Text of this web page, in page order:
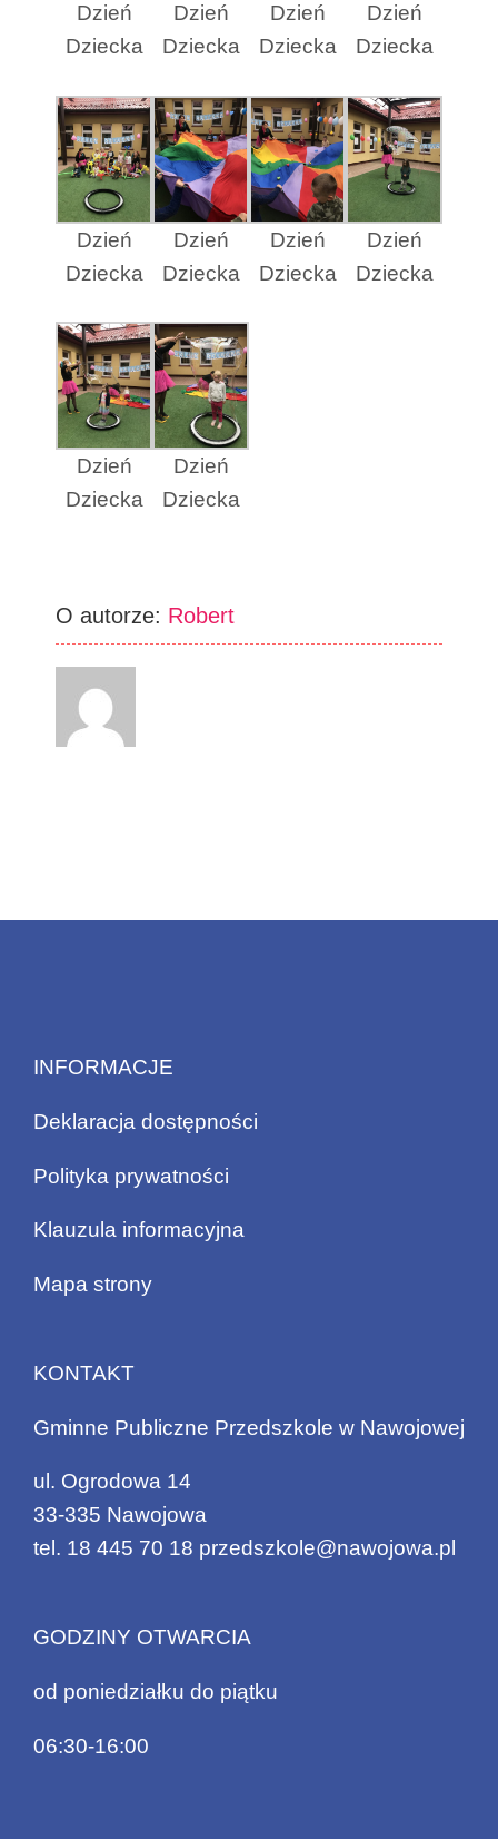
Dzień
Dziecka
Dzień
Dziecka
Dzień
Dziecka
Dzień
Dziecka
Dzień
Dziecka
Dzień
Dziecka
Dzień
Dziecka
Dzień
Dziecka
Dzień
Dziecka
Dzień
Dziecka
O autorze: Robert
INFORMACJE
Deklaracja dostępności
Polityka prywatności
Klauzula informacyjna
Mapa strony
KONTAKT
Gminne Publiczne Przedszkole w Nawojowej
ul. Ogrodowa 14
33-335 Nawojowa
tel. 18 445 70 18 przedszkole@nawojowa.pl
GODZINY OTWARCIA
od poniedziałku do piątku
06:30-16:00